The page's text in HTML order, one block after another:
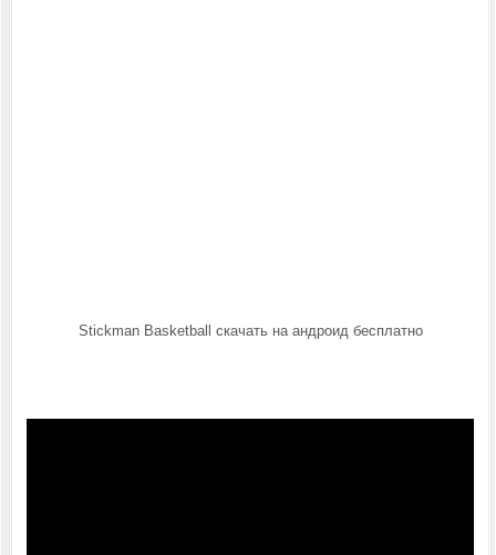
Stickman Basketball скачать на андроид бесплатно